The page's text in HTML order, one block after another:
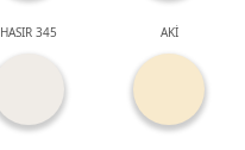
HASIR 345 AKİ